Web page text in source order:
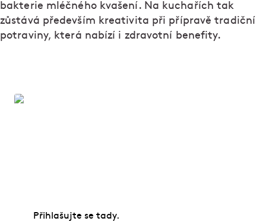
bakterie mléčného kvašení. Na kuchařích tak
zůstává především kreativita při přípravě tradiční
potraviny, která nabízí i zdravotní benefity.
Přihlašujte se tady.